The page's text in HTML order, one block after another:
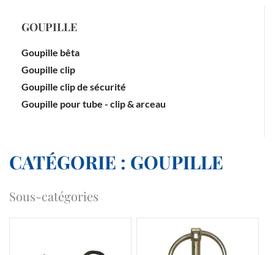
GOUPILLE
Goupille bêta
Goupille clip
Goupille clip de sécurité
Goupille pour tube - clip & arceau
CATÉGORIE : GOUPILLE
Sous-catégories